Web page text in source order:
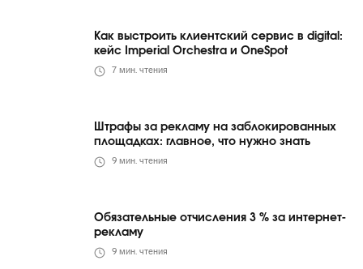
Как выстроить клиентский сервис в digital:
кейс Imperial Orchestra и OneSpot
7 мин. чтения
Штрафы за рекламу на заблокированных
площадках: главное, что нужно знать
9 мин. чтения
Обязательные отчисления 3 % за интернет-
рекламу
9 мин. чтения